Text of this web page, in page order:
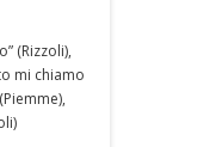
(Rizzoli),
mi chiamo